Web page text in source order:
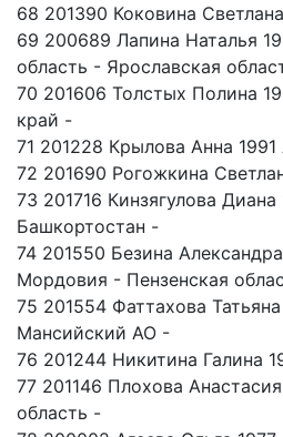
68 201390 Коковина
69 200689 Лапина Наталья
область - Ярославская
70 201606 Толстых Полина
край -
71 201228 Крылова Анна
72 201690 Рогожкина
73 201716 Кинзягулова
Башкортостан -
74 201550 Безина
Мордовия - Пензенская
75 201554 Фаттахова
Мансийский АО -
76 201244 Никитина Галина
77 201146 Плохова
область -